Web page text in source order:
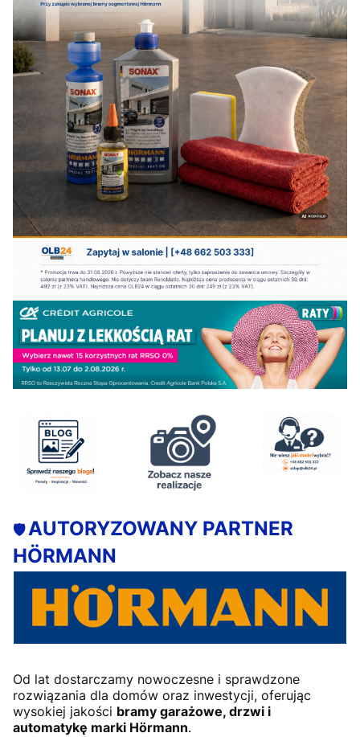
🛡️AUTORYZOWANY PARTNER
HÖRMANN
Od lat dostarczamy nowoczesne i sprawdzone
rozwiązania dla domów oraz inwestycji, oferując
wysokiej jakości bramy garażowe, drzwi i
automatykę marki Hörmann.